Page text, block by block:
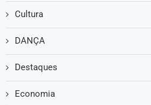
Cultura
DANÇA
Destaques
Economia